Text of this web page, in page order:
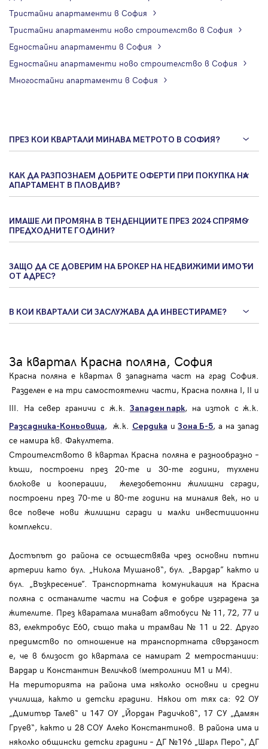
Тристайни апартаменти в София
Тристайни апартаменти ново строителство в София
Едностайни апартаменти в София
Едностайни апартаменти ново строителство в София
Многостайни апартаменти в София
ПРЕЗ КОИ КВАРТАЛИ МИНАВА МЕТРОТО В СОФИЯ?
КАК ДА РАЗПОЗНАЕМ ДОБРИТЕ ОФЕРТИ ПРИ ПОКУПКА НА
АПАРТАМЕНТ В ПЛОВДИВ?
ИМАШЕ ЛИ ПРОМЯНА В ТЕНДЕНЦИИТЕ ПРЕЗ 2024 СПРЯМО
ПРЕДХОДНИТЕ ГОДИНИ?
ЗАЩО ДА СЕ ДОВЕРИМ НА БРОКЕР НА НЕДВИЖИМИ ИМОТИ
ОТ АДРЕС?
В КОИ КВАРТАЛИ СИ ЗАСЛУЖАВА ДА ИНВЕСТИРАМЕ?
За квартал Красна поляна, София
Красна поляна е квартал в западната част на град София.
Разделен е на три самостоятелни части, Красна поляна I, II и
III. На север граничи с ж.к. Западен парк, на изток с ж.к.
Разсадника-Коньовица, ж.к. Сердика иЗона Б-5, а на запад
се намира кв. Факултета.
Строителството в квартал Красна поляна е разнообразно –
къщи, построени през 20-те и 30-те години, тухлени
блокове и кооперации, железобетонни жилищни сгради,
построени през 70-те и 80-те години на миналия век, но и
все повече нови жилищни сгради и малки инвестиционни
комплекси.
Достъпът до района се осъществява чрез основни пътни
артерии като бул. „Никола Мушанов“, бул. „Вардар” както и
бул. „Възкресение”. Транспортната комуникация на Красна
поляна с останалите части на София е добре изградена за
жителите. През кваратала минават автобуси № 11, 72, 77 и
83, електробус E60, също така и трамваи № 11 и 22. Друго
предимство по отношение на транспортната свързаност
е, че в близост до квартала се намират 2 метростанции:
Вардар и Константин Величков (метролинии М1 и М4).
На територията на района има няколко основни и средни
училища, както и детски градини. Някои от тях са: 92 ОУ
„Димитър Талев“ и 147 ОУ „Йордан Радичков“, 17 СУ „Дамян
Груев“, както и 28 СОУ Алеко Константинов. В района има и
няколко общински детски градини – ДГ №196 „Шарл Перо“, ДГ